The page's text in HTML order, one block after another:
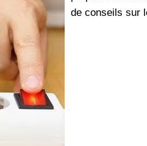
de conseils sur